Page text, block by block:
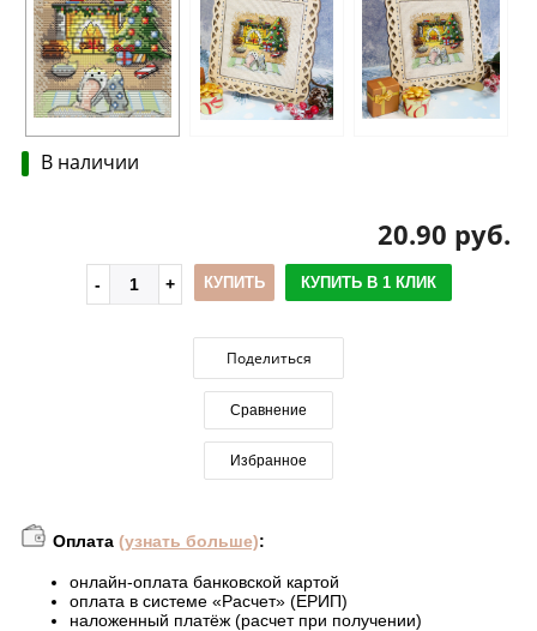
В наличии
20.90 руб.
КУПИТЬ КУПИТЬ В 1 КЛИК
Поделиться
Сравнение
Избранное
Оплата (узнать больше):
онлайн-оплата банковской картой
оплата в системе «Расчет» (ЕРИП)
наложенный платёж (расчет при получении)